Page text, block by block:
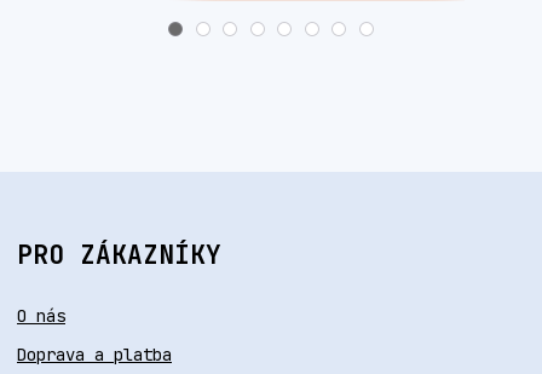
PRO ZÁKAZNÍKY
O nás
Doprava a platba